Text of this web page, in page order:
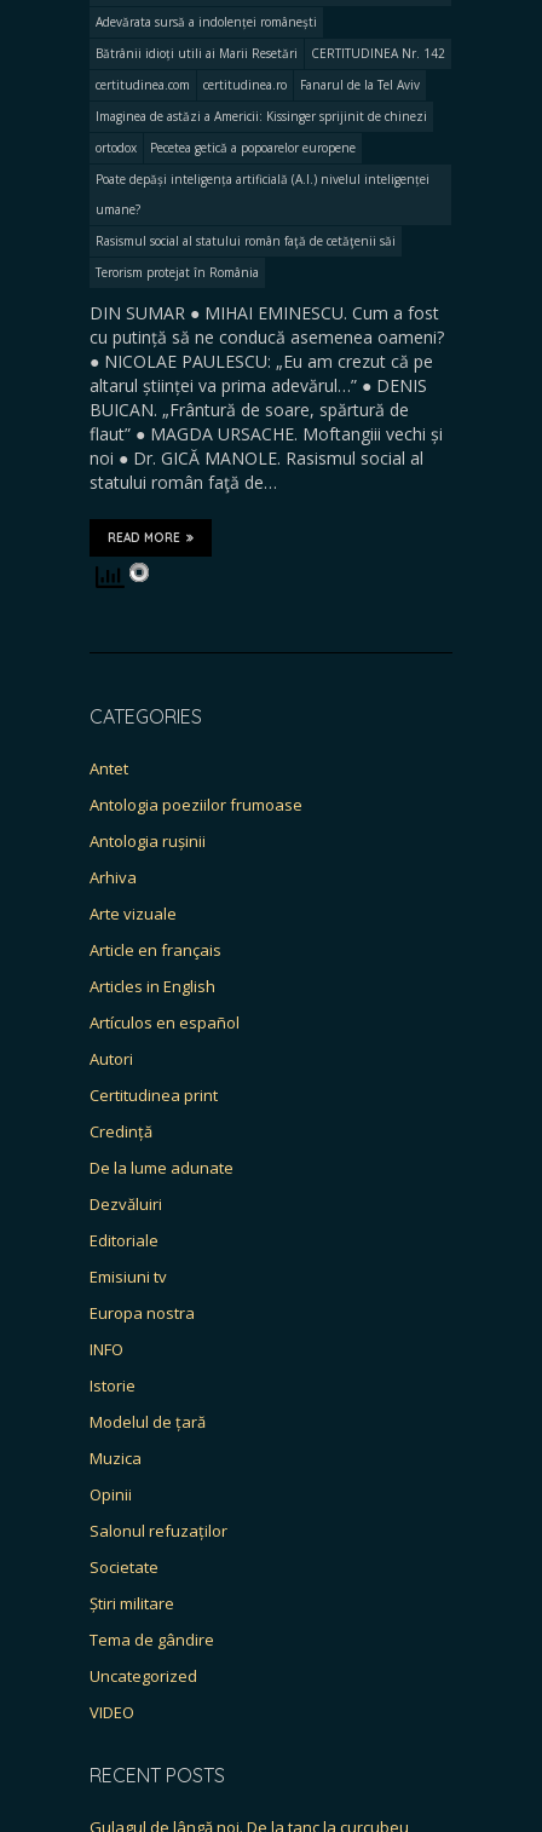
Adevărata sursă a indolenței românești
Bătrânii idioți utili ai Marii Resetări
CERTITUDINEA Nr. 142
certitudinea.com
certitudinea.ro
Fanarul de la Tel Aviv
Imaginea de astăzi a Americii: Kissinger sprijinit de chinezi
ortodox
Pecetea getică a popoarelor europene
Poate depăși inteligența artificială (A.I.) nivelul inteligenței
umane?
Rasismul social al statului român faţă de cetăţenii săi
Terorism protejat în România
DIN SUMAR ● MIHAI EMINESCU. Cum a fost
cu putință să ne conducă asemenea oameni?
● NICOLAE PAULESCU: „Eu am crezut că pe
altarul științei va prima adevărul…” ● DENIS
BUICAN. „Frântură de soare, spărtură de
flaut” ● MAGDA URSACHE. Moftangiii vechi și
noi ● Dr. GICĂ MANOLE. Rasismul social al
statului român faţă de…
READ MORE
CATEGORIES
Antet
Antologia poeziilor frumoase
Antologia rușinii
Arhiva
Arte vizuale
Article en français
Articles in English
Artículos en español
Autori
Certitudinea print
Credință
De la lume adunate
Dezvăluiri
Editoriale
Emisiuni tv
Europa nostra
INFO
Istorie
Modelul de țară
Muzica
Opinii
Salonul refuzaților
Societate
Știri militare
Tema de gândire
Uncategorized
VIDEO
RECENT POSTS
Gulagul de lângă noi. De la tanc la curcubeu